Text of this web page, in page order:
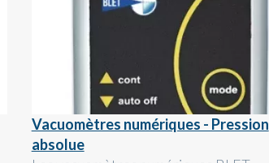
Vacuomètres numériques - Pression
absolue